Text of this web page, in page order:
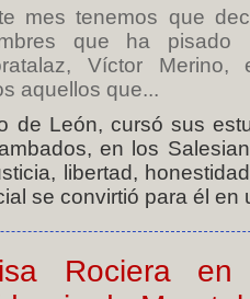
mes tenemos que
que ha pisado
Víctor Merino,
aquellos que...
de León, cursó sus
en los
libertad,
se convirtió para él en
Rociera